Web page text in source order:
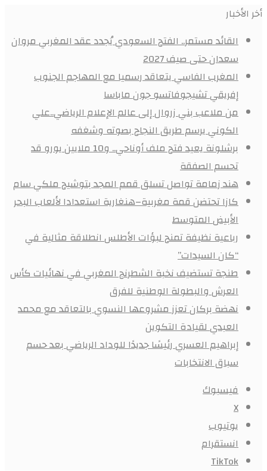
أخر الأخبار
القائد مستمر.. الفتح السعودي يُجدد عقد المغربي مروان
سعدان حتى صيف 2027
المغرب الفاسي يتعاقد رسميا مع المهاجم الجنوب
إفريقي تشيجوفاتسو جون ماباسا
من ملاعب بني زروال إلى عالم الإعلام الرياضي..علي
الكوني يرسم طريق النجاح بصوته وشغفه
برشلونة يعيد فتح ملف أوناحي.. و10 ملايين يورو قد
تحسم الصفقة
هند زمامة تواصل تسلق قمم المجد بتوشيح ملكي سام
كازا تحتضن قمة مغربية–هنغارية استعدادا لألعاب البحر
الأبيض المتوسط
رباعية نظيفة تمنح لبؤات الأطلس انطلاقة مثالية في
“كان السيدات”
طنجة تستضيف نخبة الشطرنج المغربي في نهائيات كأس
العرش والبطولة الوطنية للفرق
نهضة بركان تعزز مشروعها النسوي بالتعاقد مع محمد
العبدي لقيادة التكوين
إبراهيم العسري رئيسًا جديدًا للوداد الرياضي بعد حسم
سباق الانتخابات
فيسبوك
X
يوتيوب
انستقرام
‫TikTok